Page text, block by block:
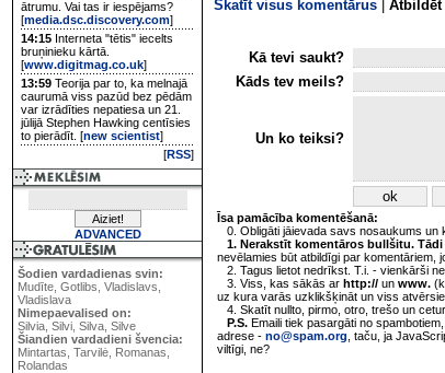
ātrumu. Vai tas ir iespējams?
[media.dsc.discovery.com]
14:15 Interneta "tētis" iecelts
bruņinieku kārtā.
[www.digitmag.co.uk]
13:59 Teorija par to, ka melnajā
caurumā viss pazūd bez pēdām
var izrādīties nepatiesa un 21.
jūlijā Stephen Hawking centīsies
to pierādīt. [new scientist]
[RSS]
ADVANCED
Šodien vardadienas svin:
Mudīte, Gotlibs, Vladislavs,
Vladislava
Nimepaevalised on:
Silvia, Silvi, Silva, Silve
Šiandien vardadieni švencia:
Mintartas, Tarvilė, Romanas,
Rolandas
Skatīt visus komentārus
Atbildēt
Kā tevi saukt?
Kāds tev meils?
Un ko teiksi?
Īsa pamācība komentēšanā:
0. Obligāti jāievada savs nosaukums un
1. Nerakstīt komentāros bullšitu.
nevēlamies būt atbildīgi par komentāriem,
2. Tagus lietot nedrīkst. T.i. - vienkārši
3. Viss, kas sākās ar http:// un www.
uz kura varās uzklikšķināt un viss
4. Skatīt nullto, pirmo, otro, trešo un
P.S. Emaili tiek pasargāti no
adrese - no@spam.org , taču, ja
viltīgi, ne?